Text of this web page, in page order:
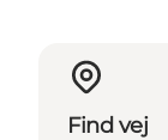
Find vej